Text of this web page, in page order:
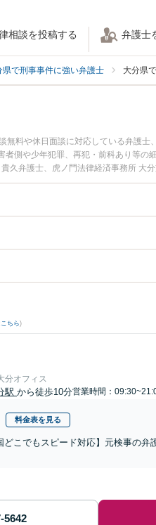
相談を投稿する 弁護士
県で刑事事件に強い弁護士 大分県
料や休日面談に対応している弁護
側や少年犯罪、再犯・前科あり等
久弁護士、虎ノ門法律経済事務所 大
ルを今すぐに弁護士に相談したい
したい』などでお困りの相談者さん
こちら)
分オフィス
駅 から徒歩10分営業時間：
料金表を見る
どこでもスピード対応】元検事の